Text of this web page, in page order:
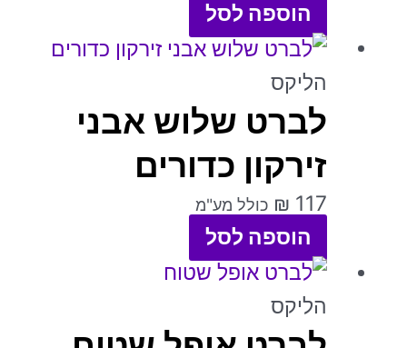
הוספה לסל
לבחור
את
האפשרויות
בעמוד
המוצר
הליקס
לברט שלוש אבני
זירקון כדורים
₪ 117 כולל מע"מ
הוספה לסל
למוצר
זה
יש
סוגים.
ניתן
לבחור
את
האפשרויות
הליקס
למוצר
זה
יש